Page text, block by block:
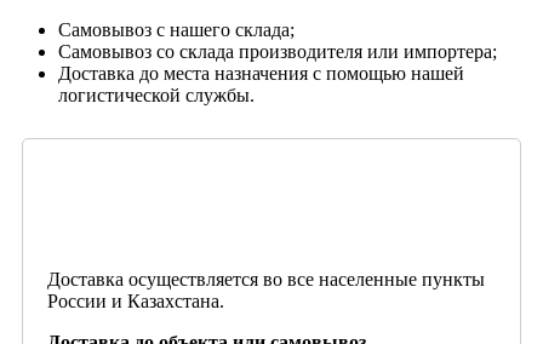
Самовывоз с нашего склада;
Самовывоз со склада производителя или импортера;
Доставка до места назначения с помощью нашей
логистической службы.
Доставка осуществляется во все населенные пункты
России и Казахстана.